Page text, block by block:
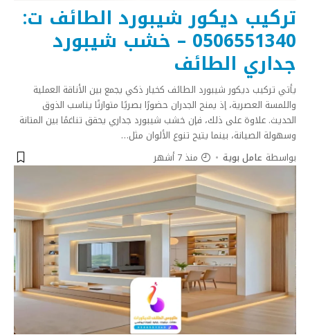
تركيب ديكور شيبورد الطائف ت:
0506551340 – خشب شيبورد
جداري الطائف
يأتي تركيب ديكور شيبورد الطائف كخيار ذكي يجمع بين الأناقة العملية
واللمسة العصرية، إذ يمنح الجدران حضورًا بصريًا متوازنًا يناسب الذوق
الحديث. علاوة على ذلك، فإن خشب شيبورد جداري يحقق تناغمًا بين المتانة
وسهولة الصيانة، بينما يتيح تنوع الألوان مثل…
بواسطة عامل بوية منذ 7 أشهر